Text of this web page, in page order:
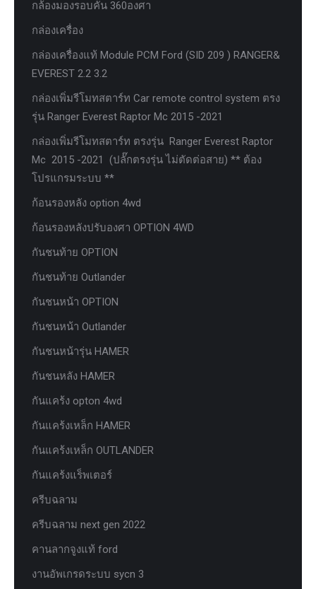
กล้องมองรอบคัน 360องศา
กล่องเครื่อง
กล่องเครื่องแท้ Module PCM Ford (SID 209 ) RANGER&
EVEREST 2.2 3.2
กล่องเพิ่มรีโมทสตาร์ท Car remote control system ตรง
รุ่น Ranger Everest Raptor Mc 2015 -2021
กล่องเพิ่มรีโมทสตาร์ท ตรงรุ่น Ranger Everest Raptor
Mc 2015 -2021 (ปลั๊กตรงรุ่น ไม่ตัดต่อสาย) ** ต้อง
โปรแกรมระบบ **
ก้อนรองหลัง option 4wd
ก้อนรองหลังปรับองศา OPTION 4WD
กันชนท้าย OPTION
กันชนท้าย Outlander
กันชนหน้า OPTION
กันชนหน้า Outlander
กันชนหน้ารุ่น HAMER
กันชนหลัง HAMER
กันแคร้ง opton 4wd
กันแคร้งเหล็ก HAMER
กันแคร้งเหล็ก OUTLANDER
กันแคร้งแร็พเตอร์
ครีบฉลาม
ครีบฉลาม next gen 2022
คานลากจูงแท้ ford
งานอัพเกรดระบบ sycn 3